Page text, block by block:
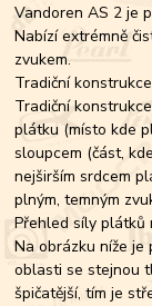
Vandoren AS 2 je
Nabízí extrémně
zvukem.
Tradiční
Tradiční
plátku (místo kde
sloupcem (část,
nejširším srdcem
plným, temným
Přehled síly plátků
Na obrázku níže
oblasti se stejnou
špičatější, tím je